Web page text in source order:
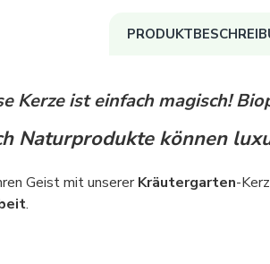
Kerze ist einfach magisch!
Naturprodukte können
Geist mit unsererKräutergarten-
.